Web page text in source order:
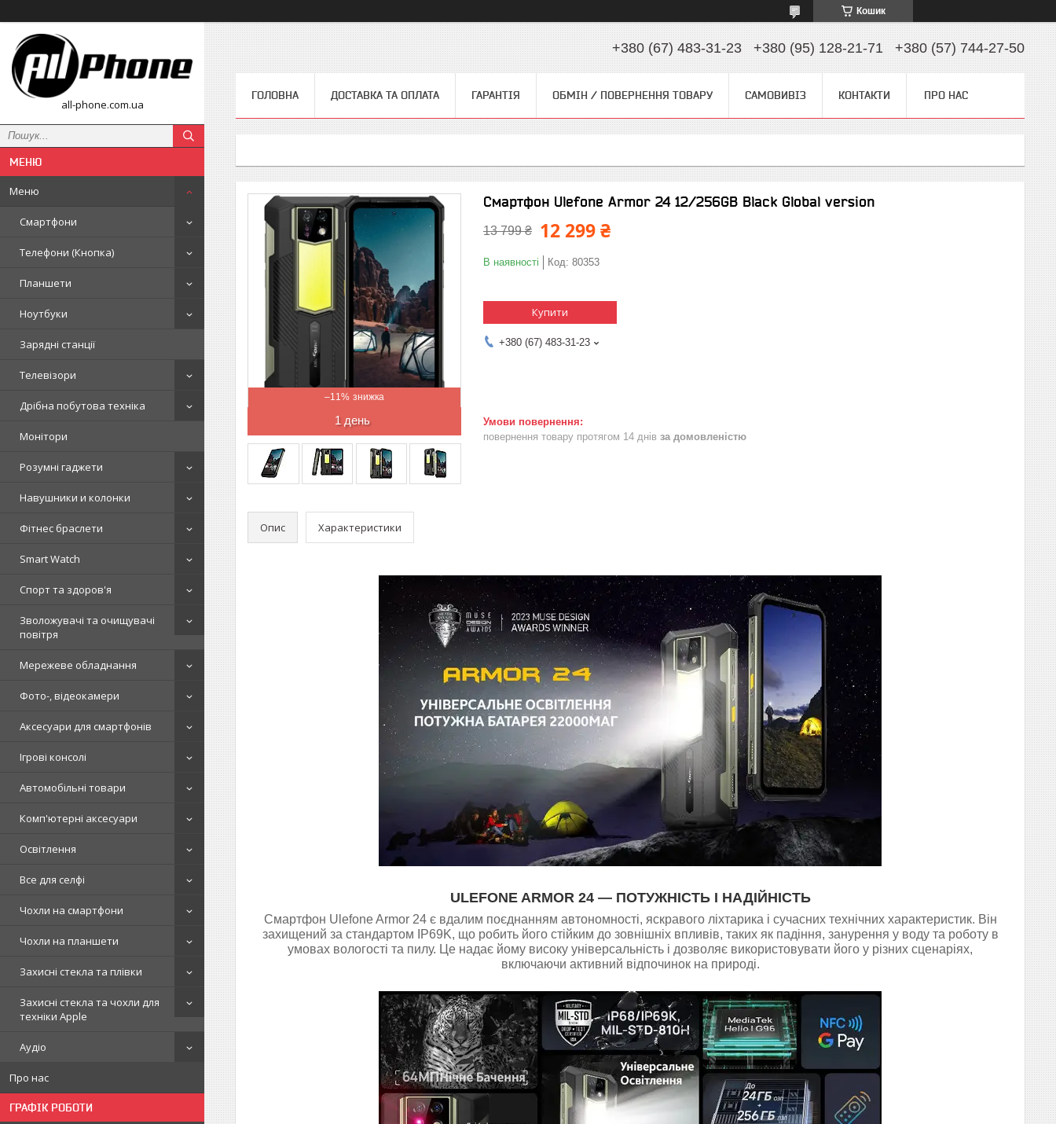
Кошик
all-phone.com.ua
Меню
Смартфони
Телефони (Кнопка)
Планшети
Ноутбуки
Зарядні станції
Телевізори
Дрібна побутова техніка
Монітори
Розумні гаджети
Навушники и колонки
Фітнес браслети
Smart Watch
Спорт та здоров'я
Зволожувачі та очищувачі
повітря
Мережеве обладнання
Фото-, відеокамери
Аксесуари для смартфонів
Ігрові консолі
Автомобільні товари
Комп'ютерні аксесуари
Освітлення
Все для селфі
Чохли на смартфони
Чохли на планшети
Захисні стекла та плівки
Захисні стекла та чохли для
техніки Apple
Аудіо
Про нас
ГРАФІК РОБОТИ
+380 (67) 483-31-23 +380 (95) 128-21-71 +380 (57) 744-27-50
ГОЛОВНА ДОСТАВКА ТА ОПЛАТА ГАРАНТІЯ ОБМІН / ПОВЕРНЕННЯ ТОВАРУ САМОВИВІЗ КОНТАКТИ ПРО НАС
–11%
1 день
Смартфон Ulefone Armor 24 12/256GB Black Global version
13 799 ₴ 12 299 ₴
В наявності Код: 80353
Купити
+380 (67) 483-31-23
повернення товару протягом 14 днів за домовленістю
Опис Характеристики
ULEFONE ARMOR 24 — ПОТУЖНІСТЬ І НАДІЙНІСТЬ
Смартфон Ulefone Armor 24 є вдалим поєднанням автономності, яскравого ліхтарика і сучасних технічних характеристик. Він
захищений за стандартом IP69K, що робить його стійким до зовнішніх впливів, таких як падіння, занурення у воду та роботу в
умовах вологості та пилу. Це надає йому високу універсальність і дозволяє використовувати його у різних сценаріях,
включаючи активний відпочинок на природі.